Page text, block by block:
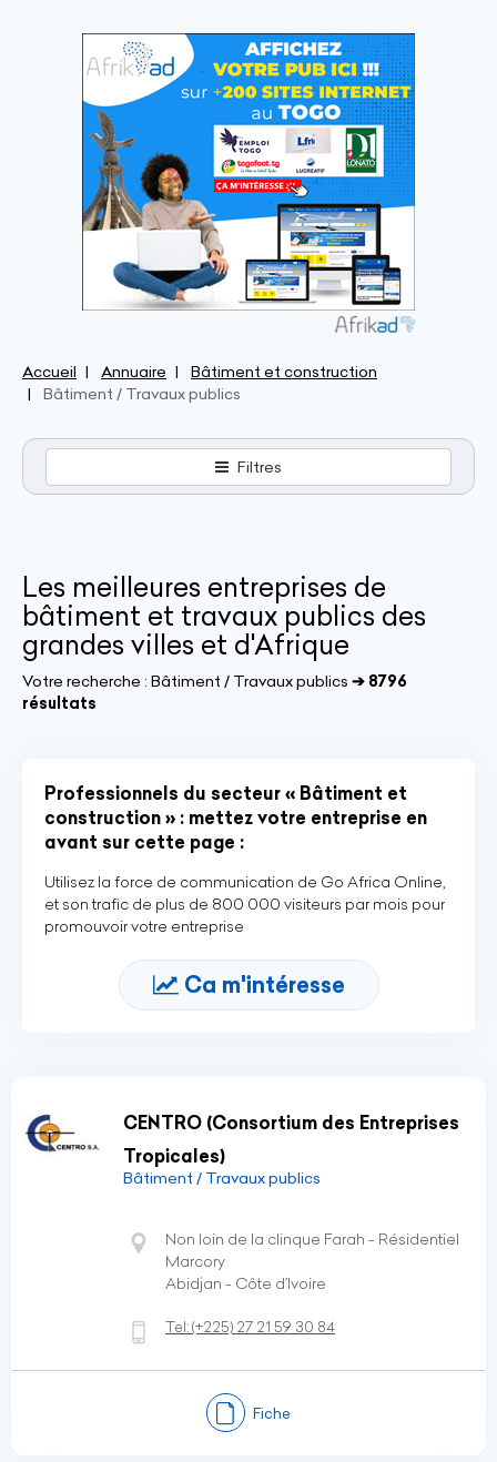
Accueil Annuaire
Bâtiment et construction
Bâtiment / Travaux publics
Filtres
Les meilleures entreprises de
bâtiment et travaux publics des
grandes villes et d'Afrique
Votre recherche : Bâtiment / Travaux publics ➔ 8796
résultats
Professionnels du secteur « Bâtiment et
construction » : mettez votre entreprise en
avant sur cette page :
Utilisez la force de communication de Go Africa Online,
et son trafic de plus de 800 000 visiteurs par mois pour
promouvoir votre entreprise
Ca m'intéresse
CENTRO (Consortium des Entreprises
Tropicales)
Bâtiment / Travaux publics
Non loin de la clinque Farah - Résidentiel
Marcory
Abidjan - Côte d’Ivoire
Tel:(+225) 27 21 59 30 84
Fiche